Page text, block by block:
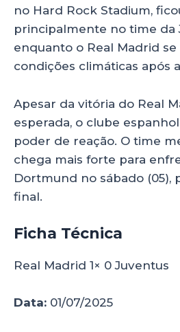
no Hard Rock Stadium,
principalmente no time da
enquanto o Real Madrid se
condições climáticas após
Apesar da vitória do Real
esperada, o clube
poder de reação. O time
chega mais forte para
Dortmund no sábado (05),
final.
Ficha Técnica
Real Madrid 1× 0 Juventus
Data: 01/07/2025